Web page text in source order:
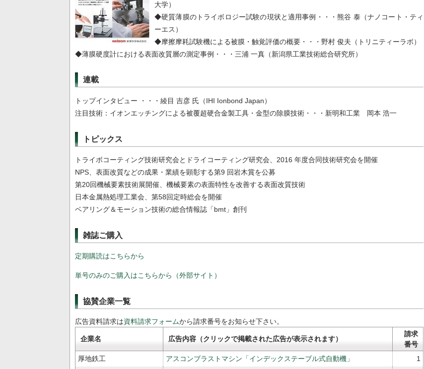
大学）
◆硬質薄膜のトライボロジー試験の現状と適用事例・・・熊谷 泰（ナノコート・ティ
ーエス）
◆摩擦摩耗試験機による被膜・触覚評価の概要・・・野村 俊夫（トリニティーラボ）
◆薄膜硬度計における表面改質層の測定事例・・・三浦 一真（新潟県工業技術総合研究所）
連載
トップインタビュー ・・・綾目 吉彦 氏（IHI Ionbond Japan）
注目技術：イオンエッチングによる被覆超硬合金製工具・金型の除膜技術・・・新明和工業 岡本 浩一
トピックス
トライボコーティング技術研究会とドライコーティング研究会、2016 年度合同技術研究会を開催
NPS、表面改質などの成果・業績を顕彰する第9 回岩木賞を公募
第20回機械要素技術展開催、機械要素の表面特性を改善する表面改質技術
日本金属熱処理工業会、第58回定時総会を開催
ベアリング＆モーション技術の総合情報誌「bmt」創刊
雑誌ご購入
定期購読はこちらから
単号のみのご購入はこちらから（外部サイト）
協賛企業一覧
広告資料請求は資料請求フォームから請求番号をお知らせ下さい。
企業名 広告内容（クリックで掲載された広告が表示されます）
請求
番号
厚地鉄工
アスコンブラストマシン「インデックステーブル式自動機」 1